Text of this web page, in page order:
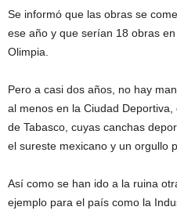
Se informó que las obras se
ese año y que serían 18 obras
Olimpia.
Pero a casi dos años, no hay
al menos en la Ciudad
de Tabasco, cuyas canchas
el sureste mexicano y un orgullo
Así como se han ido a la ruina
ejemplo para el país como la